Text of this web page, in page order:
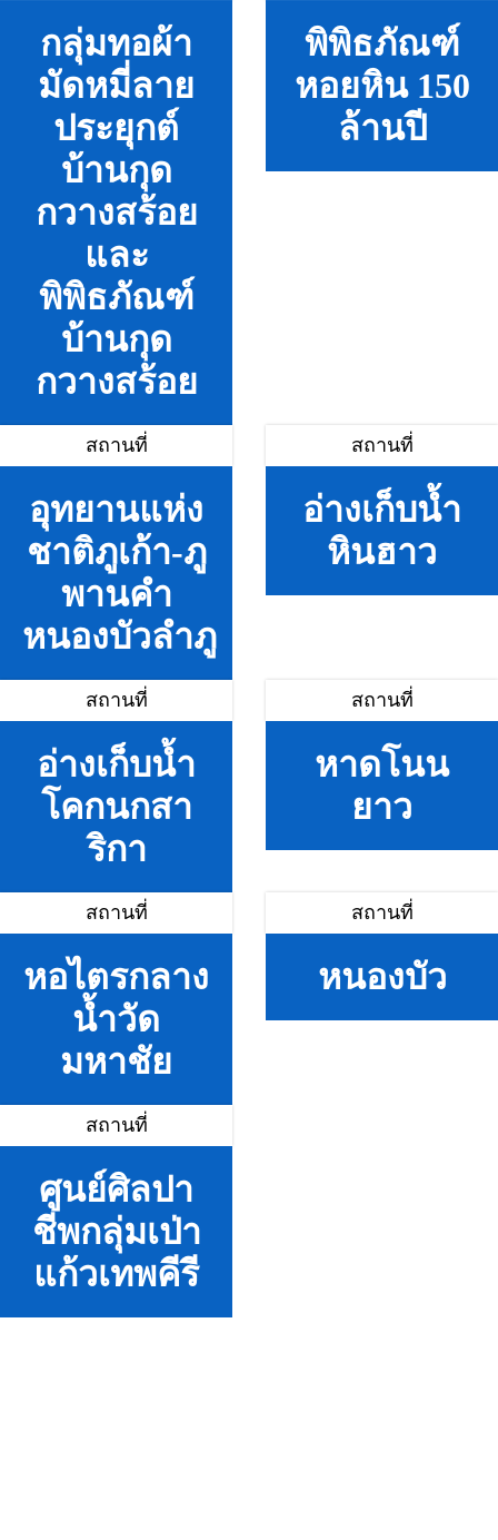
กลุ่มทอผ้า
มัดหมี่ลาย
ประยุกต์
บ้านกุด
กวางสร้อย
และ
พิพิธภัณฑ์
บ้านกุด
กวางสร้อย
พิพิธภัณฑ์
หอยหิน 150
ล้านปี
สถานที่
อุทยานแห่ง
ชาติภูเก้า-ภู
พานคำ
หนองบัวลำภู
สถานที่
อ่างเก็บน้ำ
หินฮาว
สถานที่
อ่างเก็บน้ำ
โคกนกสา
ริกา
สถานที่
หาดโนน
ยาว
สถานที่
หอไตรกลาง
น้ำวัด
มหาชัย
สถานที่
หนองบัว
สถานที่
ศูนย์ศิลปา
ชีพกลุ่มเป่า
แก้วเทพคีรี